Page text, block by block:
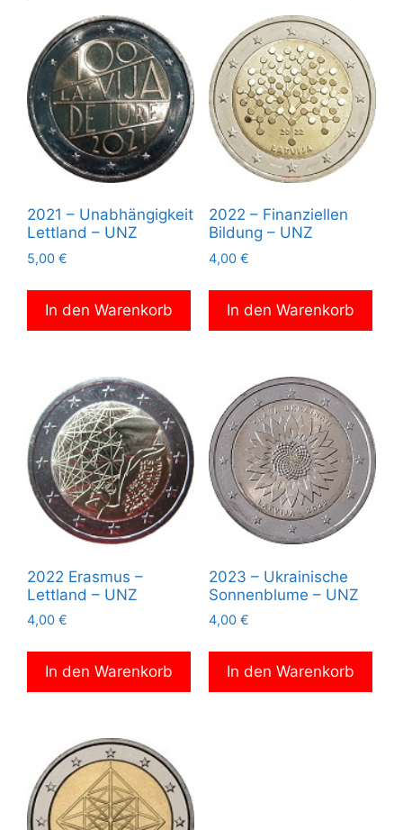
2021 – Unabhängigkeit
Lettland – UNZ
5,00 €
In den Warenkorb
2022 – Finanziellen
Bildung – UNZ
4,00 €
In den Warenkorb
2022 Erasmus –
Lettland – UNZ
4,00 €
In den Warenkorb
2023 – Ukrainische
Sonnenblume – UNZ
4,00 €
In den Warenkorb